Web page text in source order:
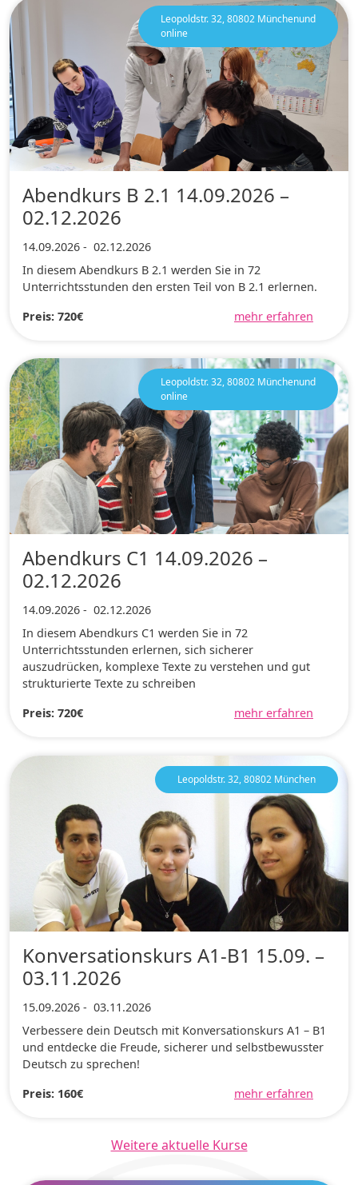
Leopoldstr. 32, 80802 Münchenund
online
Abendkurs B 2.1 14.09.2026 –
02.12.2026
14.09.2026 - 02.12.2026
In diesem Abendkurs B 2.1 werden Sie in 72
Unterrichtsstunden den ersten Teil von B 2.1 erlernen.
Preis: 720€
mehr erfahren
Leopoldstr. 32, 80802 Münchenund
online
Abendkurs C1 14.09.2026 –
02.12.2026
14.09.2026 - 02.12.2026
In diesem Abendkurs C1 werden Sie in 72
Unterrichtsstunden erlernen, sich sicherer
auszudrücken, komplexe Texte zu verstehen und gut
strukturierte Texte zu schreiben
Preis: 720€
mehr erfahren
Leopoldstr. 32, 80802 München
Konversationskurs A1-B1 15.09. –
03.11.2026
15.09.2026 - 03.11.2026
Verbessere dein Deutsch mit Konversationskurs A1 – B1
und entdecke die Freude, sicherer und selbstbewusster
Deutsch zu sprechen!
Preis: 160€
mehr erfahren
Weitere aktuelle Kurse